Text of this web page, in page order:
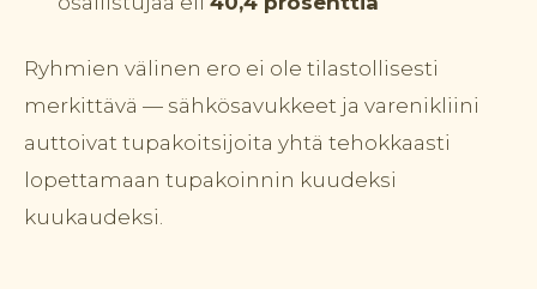
Ryhmien välinen ero ei ole tilastollisesti
merkittävä — sähkösavukkeet ja varenikliini
auttoivat tupakoitsijoita yhtä tehokkaasti
lopettamaan tupakoinnin kuudeksi
kuukaudeksi.